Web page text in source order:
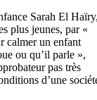
Sarah El
plus jeunes, par «
calmer un enfant
ou qu’il parle »,
pas très
d’une